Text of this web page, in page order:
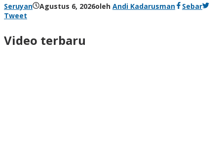
Seruyan
Agustus 6, 2026oleh Andi Kadarusman
Sebar
Tweet
Video terbaru